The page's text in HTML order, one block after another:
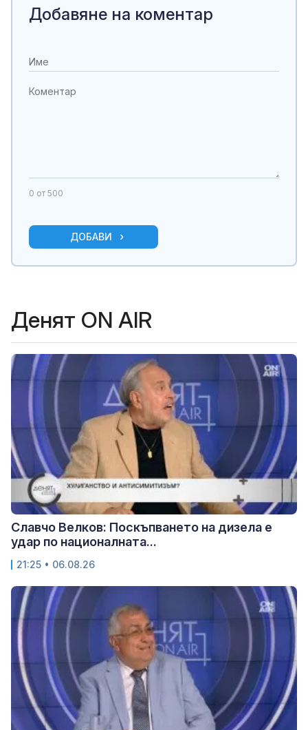
Добавяне на коментар
0 от 500
ДОБАВИ
Денят ON AIR
Славчо Велков: Поскъпването на дизела е
удар по националната...
21:25 • 06.08.26